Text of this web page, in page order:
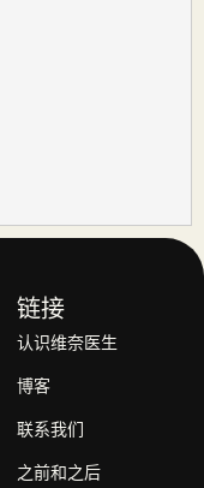
链接
认识维奈医生
博客
联系我们
之前和之后